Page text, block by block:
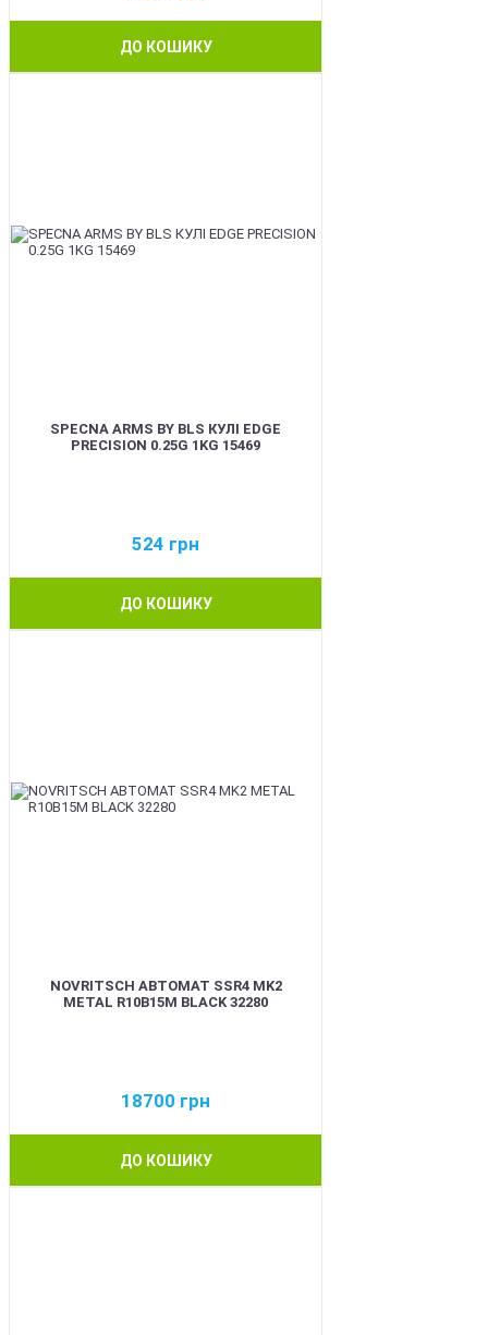
ДО КОШИКУ
SPECNA ARMS BY BLS КУЛІ EDGE
PRECISION 0.25G 1KG 15469
524 грн
ДО КОШИКУ
NOVRITSCH АВТОМАТ SSR4 MK2
METAL R10B15M BLACK 32280
18700 грн
ДО КОШИКУ